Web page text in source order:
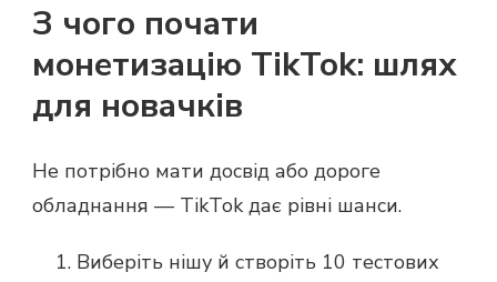
З чого почати
монетизацію TikTok: шлях
для новачків
Не потрібно мати досвід або дороге
обладнання — TikTok дає рівні шанси.
Виберіть нішу й створіть 10 тестових